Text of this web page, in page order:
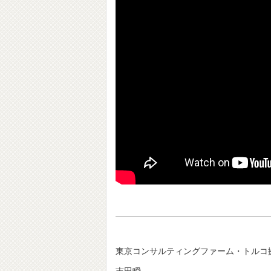
東京コンサルティングファーム・トルコ